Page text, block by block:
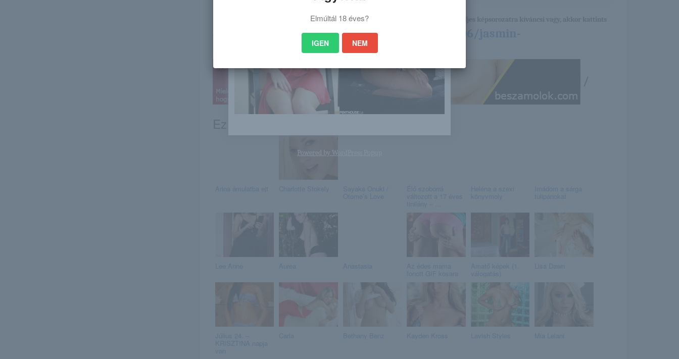
Itt nagyon sok olyan lány van, aki cseppet sem szégyenlős. Ha ennek a lánynak a teljes képsorozatra kíváncsi vagy, akkor kattints
http://lamaszeme.blog.hu/2015/12/06/jasmin-
t_hozta_a_mikulas_d
Arina ámulatba ejt Charlotte Stokely Sayaka Onuki /
Otome’s Love
Élő szoborrá
változott a 17 éves
tinilány – ...
Heléna a szexi
könyvmoly
Imádom a sárga
tulipánokat
Lee Anne Aurea Anastasia Az édes mama
fonott GIF kosara
Amatő képek (1.
válogatás)
Lisa Dawn
Július 24. –
KRISZTINA napja
van
Carla Bethany Benz Kayden Kross Lavish Styles Mia Lelani
Powered by WordPress Popup
Elmúltál 18 éves?
IGEN NEM